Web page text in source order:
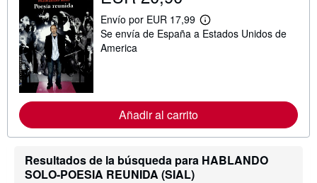
e
l
a
f
s
d
e
Envío por EUR 17,99
M
á
c
i
n
Se envía de España a Estados Unidos de
America
Añadir al carrito
Resultados de la búsqueda para HABLANDO
SOLO-POESIA REUNIDA (SIAL)